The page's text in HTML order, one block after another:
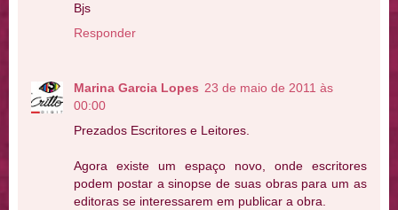
Bjs
Responder
Marina Garcia Lopes 23 de maio de 2011 às
00:00
Prezados Escritores e Leitores.
Agora existe um espaço novo, onde escritores
podem postar a sinopse de suas obras para um as
editoras se interessarem em publicar a obra.